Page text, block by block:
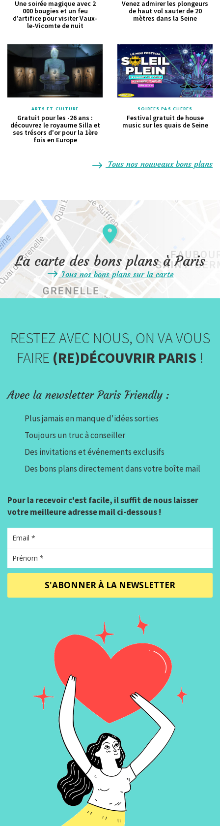
Une soirée magique avec 2
000 bougies et un feu
d’artifice pour visiter Vaux-
le-Vicomte de nuit
Venez admirer les plongeurs
de haut vol sauter de 20
mètres dans la Seine
ARTS ET CULTURE
Gratuit pour les -26 ans :
découvrez le royaume Silla et
ses trésors d'or pour la 1ère
fois en Europe
SOIRÉES PAS CHÈRES
Festival gratuit de house
music sur les quais de Seine
Tous nos nouveaux bons plans
La carte des bons plans à Paris
Tous nos bons plans sur la carte
RESTEZ AVEC NOUS, ON VA VOUS
FAIRE (RE)DÉCOUVRIR PARIS !
Avec la newsletter Paris Friendly :
Plus jamais en manque d'idées sorties
Toujours un truc à conseiller
Des invitations et événements exclusifs
Des bons plans directement dans votre boîte mail
Pour la recevoir c'est facile, il suffit de nous laisser
votre meilleure adresse mail ci-dessous !
S'ABONNER À LA NEWSLETTER